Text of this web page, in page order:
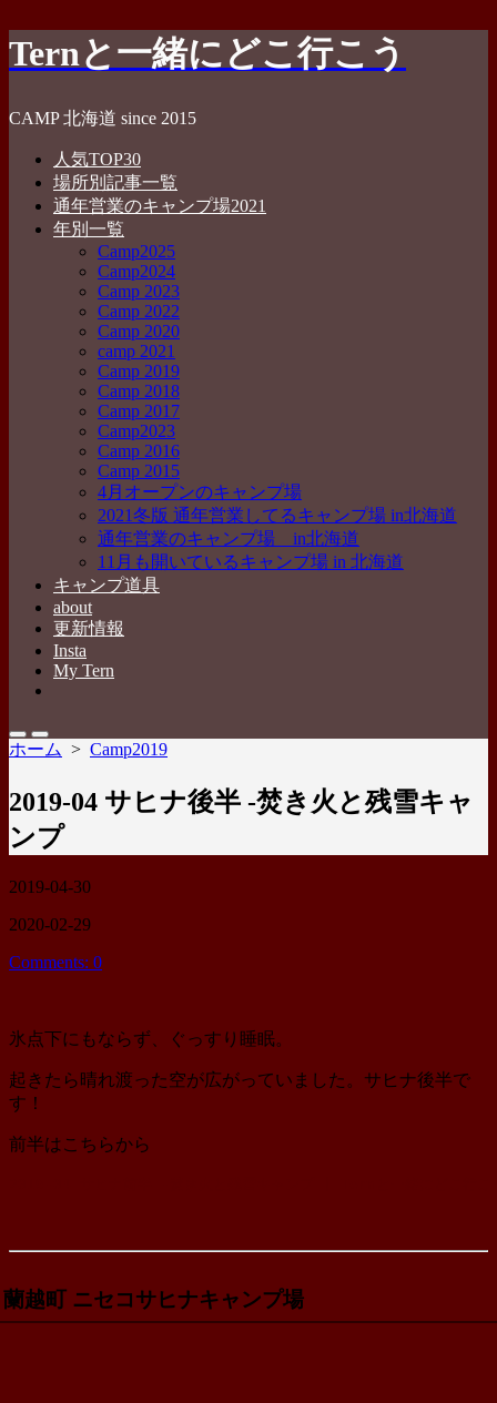
コ
ン
ン
Ternと一緒にどこ行こう
CAMP 北海道 since 2015
人気TOP30
場所別記事一覧
通年営業のキャンプ場2021
年別一覧
Camp2025
Camp2024
Camp 2023
Camp 2022
Camp 2020
camp 2021
Camp 2019
Camp 2018
Camp 2017
Camp2023
Camp 2016
Camp 2015
4月オープンのキャンプ場
2021冬版 通年営業してるキャンプ場 in北海道
通年営業のキャンプ場 in北海道
11月も開いているキャンプ場 in 北海道
キャンプ道具
about
更新情報
Insta
My Tern
ー
閉
じ
る
検
索
り
え
メ
ニ
ー
ホーム > Camp2019
2019-04 サヒナ後半 -焚き火と残雪キャ
ンプ
公
日
2019-04-30
最
更
2020-02-29
Comments: 0
氷点下にもならず、ぐっすり睡眠。
起きたら晴れ渡った空が広がっていました。サヒナ後半で
す！
前半はこちらから
蘭越町 ニセコサヒナキャンプ場